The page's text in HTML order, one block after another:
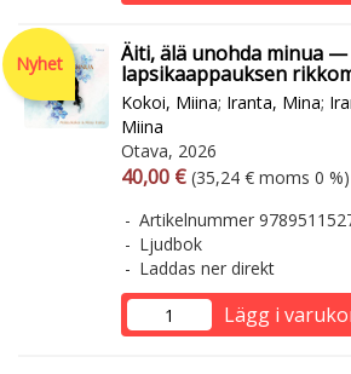
Nyhet Äiti, älä unohda minua —
lapsikaappauksen
Kokoi, Miina; Iranta, Mina;
Miina
Otava, 2026
Arvonlisäverollinen hinta
40,00 € Arvonlisäveroton
(35,24 € moms 0 %)
Artikelnummer
Ljudbok
Laddas ner direkt
Lägg i